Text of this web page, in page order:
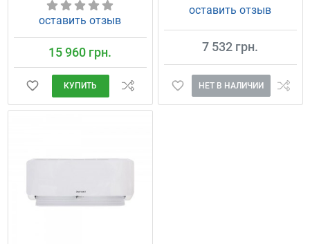
оставить отзыв
15 960 грн.
КУПИТЬ
оставить отзыв
7 532 грн.
НЕТ В НАЛИЧИИ